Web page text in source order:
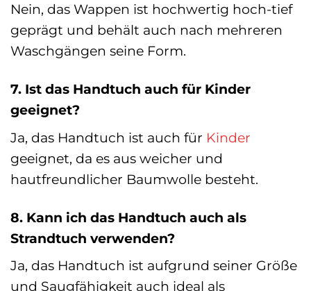
Nein, das Wappen ist hochwertig hoch-tief
geprägt und behält auch nach mehreren
Waschgängen seine Form.
7. Ist das Handtuch auch für Kinder
geeignet?
Ja, das Handtuch ist auch für Kinder
geeignet, da es aus weicher und
hautfreundlicher Baumwolle besteht.
8. Kann ich das Handtuch auch als
Strandtuch verwenden?
Ja, das Handtuch ist aufgrund seiner Größe
und Saugfähigkeit auch ideal als